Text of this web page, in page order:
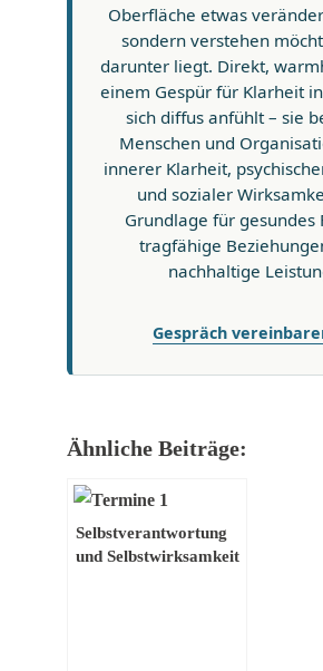
Oberfläche etwas
sondern verstehen
darunter liegt. Direkt,
einem Gespür für Klarheit
sich diffus anfühlt – sie
Menschen und
innerer Klarheit,
und sozialer
Grundlage für gesundes
tragfähige
nachhaltige
Gespräch
Ähnliche Beiträge:
Selbstverantwortung
und Selbstwirksamkeit